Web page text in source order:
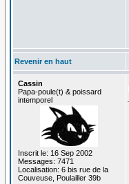
Revenir en haut
Cassin
Papa-poule(t) & poissard
intemporel
Inscrit le: 16 Sep 2002
Messages: 7471
Localisation: 6 bis rue de la
Couveuse, Poulailler 39b